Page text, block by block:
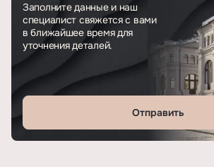
Этажность 16
Отделка Чистовая
Заполните данные и наш
специалист свяжется с вами
в ближайшее время для
уточнения деталей.
Отправить